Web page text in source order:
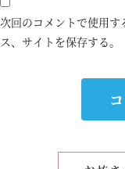
次回のコメントで使用
ス、サイトを保存する。